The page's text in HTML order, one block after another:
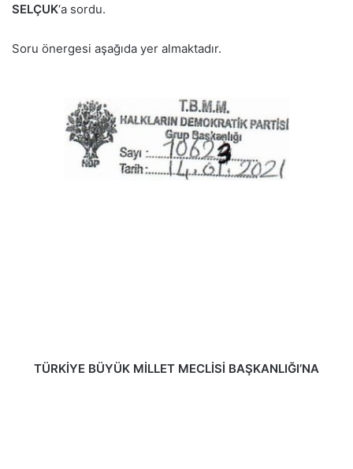
SELÇUK‘a sordu.
Soru önergesi aşağıda yer almaktadır.
TÜRKİYE BÜYÜK MİLLET MECLİSİ BAŞKANLIĞI’NA